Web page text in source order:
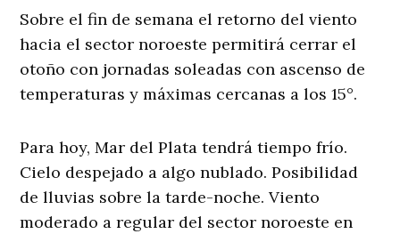
Sobre el fin de semana el retorno del viento
hacia el sector noroeste permitirá cerrar el
otoño con jornadas soleadas con ascenso de
temperaturas y máximas cercanas a los 15°.
Para hoy, Mar del Plata tendrá tiempo frío.
Cielo despejado a algo nublado. Posibilidad
de lluvias sobre la tarde-noche. Viento
moderado a regular del sector noroeste en